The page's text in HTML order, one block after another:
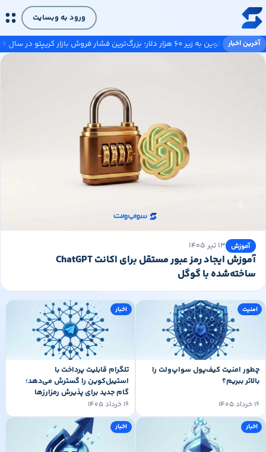
پرش به محتوای اصلی
ورود به وبسایت
آخرین اخبار
به زیر ۶۰ هزار دلار؛ بزرگ‌ترین فشار فروش بازار کریپتو در سال ۲۰۲۶
آموزش ۱۳ تیر ۱۴۰۵
آموزش ایجاد رمز عبور مستقل برای اکانت ChatGPT
ساخته‌شده با گوگل
امنیت
چطور امنیت کیف‌پول سواپ‌ولت را
بالاتر ببریم؟
۱۶ خرداد ۱۴۰۵
اخبار
تلگرام قابلیت پرداخت با
استیبل‌کوین را گسترش می‌دهد؛
گام جدید برای پذیرش رمزارزها
۱۶ خرداد ۱۴۰۵
اخبار اخبار